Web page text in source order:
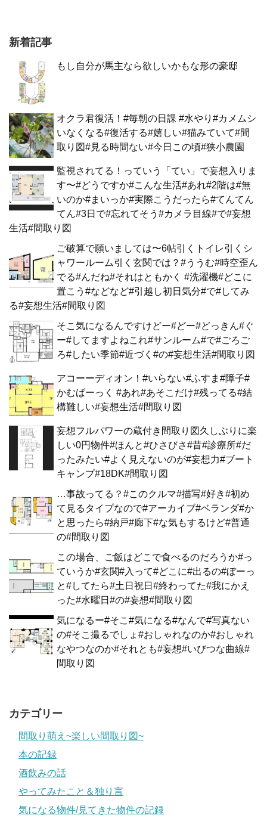
新着記事
もし自分が馬主なら欲しいかもな形の豪邸
オクラ君復活！#毎朝の日課 #水やり#カメムシ
いなくなる#復活する#嬉しい#猫みていて#間
取り図#見る時間ない#今日この頃#狭小農園
監視されてる！っていう「てい」で妄想入りま
す〜#どうですか#こんな生活#あれ#2階は#無
いのか#まいっか#実際こうだったら#てんてん
てん#3日で#忘れてそう#カメラ目線#で#妄想
生活#間取り図
ご破算で願いましては〜6帖引くトイレ引くシ
ャワールーム引く玄関では？#ううむ#時空歪ん
でる#んだね#それはともかく #洗濯機#どこに
置こう#などなど#引越し初日気分#で#してみ
る#妄想生活#間取り図
そこ気になるんですけどー#どー#どっきん#ぐ
ー#してますよねこれ#サンルーム#で#ごろご
ろ#したい季節#近づく#の#妄想生活#間取り図
アコーーディオン！#いらない#ふすま#障子#
かむばーっく #あれ#あそこだけ#残ってる#結
構難しい#妄想生活#間取り図
妄想フルパワーの蔵付き間取り図久しぶりに楽
しい0円物件#ほんと#ひさびさ#昔#診療所#だ
ったみたい#よく見えないのが#妄想力#ブート
キャンプ#18DK#間取り図
…事故ってる？#このクルマ#描写#好き#初め
て見るタイプなので#アーカイブ#ベランダ#か
と思ったら#納戸#廊下#な気もするけど#普通
の#間取り図
この場合、ご飯はどこで食べるのだろうか#っ
ていうか#玄関#入って#どこに#出るの#ぼーっ
と#してたら#土日祝日#終わってた#我にかえ
った#水曜日#の#妄想#間取り図
気になるー#そこ#気になる#なんで#写真ない
の#そこ撮るでしょ#おしゃれなのか#おしゃれ
なやつなのか#それとも#妄想#いびつな曲線#
間取り図
カテゴリー
間取り萌え~楽しい間取り図~
本の記録
酒飲みの話
やってみたこと＆独り言
気になる物件/見てきた物件の記録